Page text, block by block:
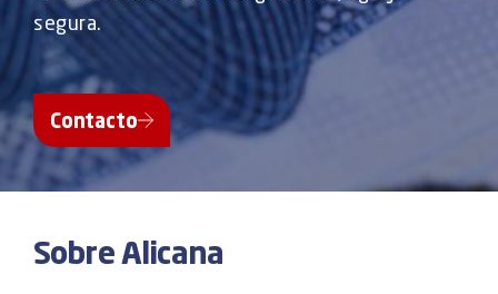
segura.
Contacto
Sobre Alicana